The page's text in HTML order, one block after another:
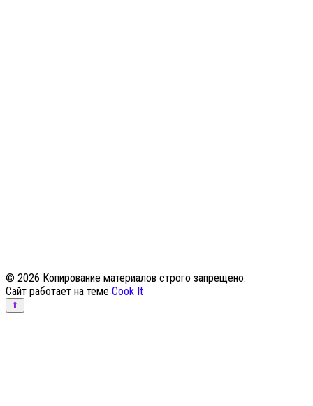
© 2026 Копирование материалов строго запрещено.
Сайт работает на теме Cook It